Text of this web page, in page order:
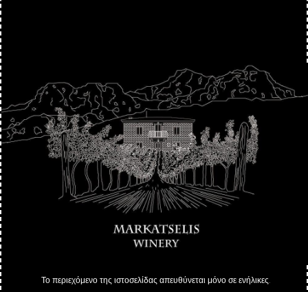
Το περιεχόμενο της ιστοσελίδας απευθύνεται μόνο σε ενήλικες.